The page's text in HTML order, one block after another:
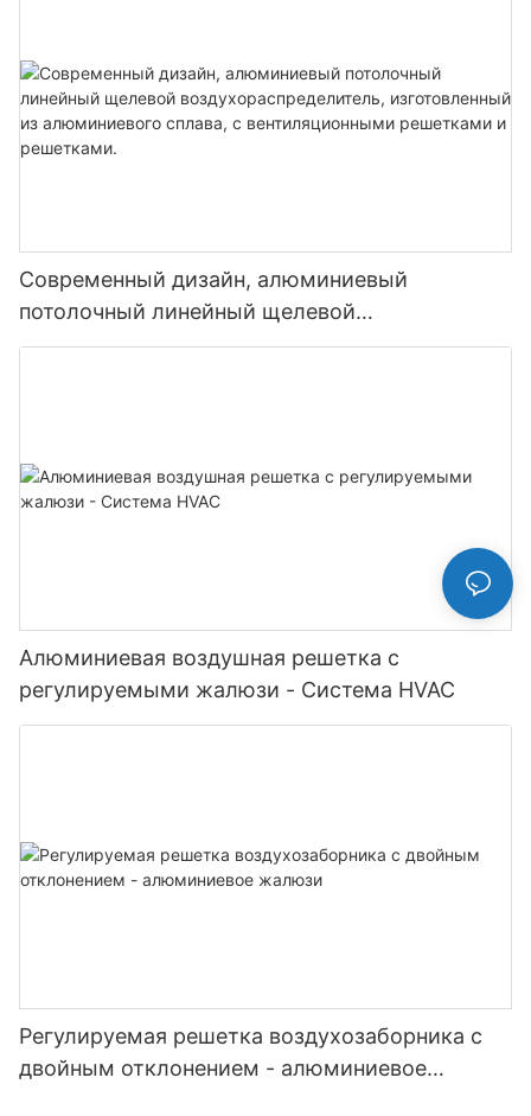
Современный дизайн, алюминиевый
потолочный линейный щелевой
воздухораспределитель, изготовленный из
Алюминиевая воздушная решетка с
регулируемыми жалюзи - Система HVAC
Регулируемая решетка воздухозаборника с
двойным отклонением - алюминиевое